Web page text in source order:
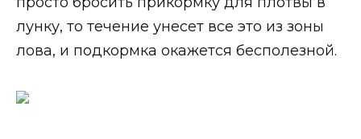
лунку, то течение унесет все это из зоны
лова, и подкормка окажется бесполезной.